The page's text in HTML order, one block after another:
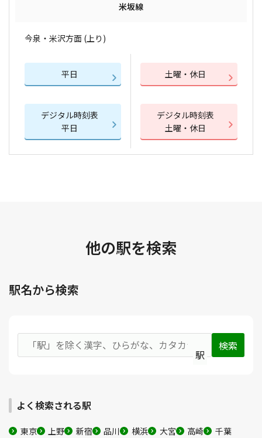
米坂線
今泉・米沢方面 (上り)
平日 土曜・休日
デジタル時刻表
平日
デジタル時刻表
土曜・休日
他の駅を検索
駅名から検索
駅
よく検索される駅
東京 上野 新宿 品川 横浜 大宮 高崎 千葉